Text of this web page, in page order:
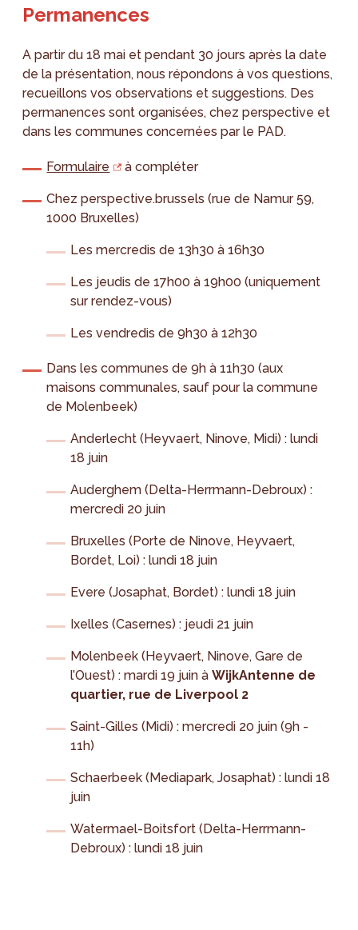
Permanences
A partir du 18 mai et pendant 30 jours après la date
de la présentation, nous répondons à vos questions,
recueillons vos observations et suggestions. Des
permanences sont organisées, chez perspective et
dans les communes concernées par le PAD.
Formulaire à compléter
Chez perspective.brussels (rue de Namur 59,
1000 Bruxelles)
Les mercredis de 13h30 à 16h30
Les jeudis de 17h00 à 19h00 (uniquement
sur rendez-vous)
Les vendredis de 9h30 à 12h30
Dans les communes de 9h à 11h30 (aux
maisons communales, sauf pour la commune
de Molenbeek)
Anderlecht (Heyvaert, Ninove, Midi) : lundi
18 juin
Auderghem (Delta-Herrmann-Debroux) :
mercredi 20 juin
Bruxelles (Porte de Ninove, Heyvaert,
Bordet, Loi) : lundi 18 juin
Evere (Josaphat, Bordet) : lundi 18 juin
Ixelles (Casernes) : jeudi 21 juin
Molenbeek (Heyvaert, Ninove, Gare de
l’Ouest) : mardi 19 juin àWijkAntenne de
quartier, rue de Liverpool 2
Saint-Gilles (Midi) : mercredi 20 juin (9h -
11h)
Schaerbeek (Mediapark, Josaphat) : lundi 18
juin
Watermael-Boitsfort (Delta-Herrmann-
Debroux) : lundi 18 juin